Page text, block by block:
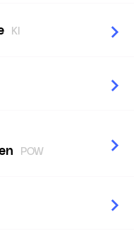
KI
POW